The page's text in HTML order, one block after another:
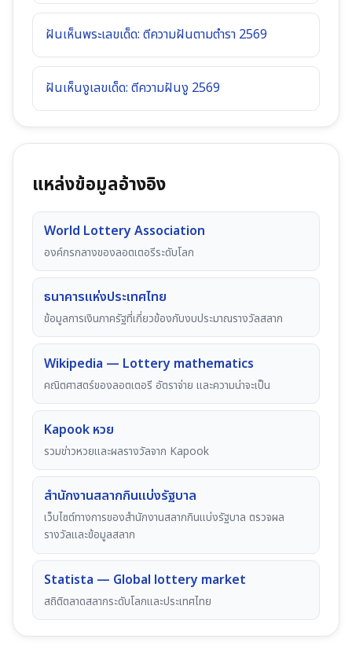
ฝันเห็นพระเลขเด็ด: ตีความฝันตามตำรา 2569
ฝันเห็นงูเลขเด็ด: ตีความฝันงู 2569
แหล่งข้อมูลอ้างอิง
World Lottery Association
องค์กรกลางของลอตเตอรีระดับโลก
ธนาคารแห่งประเทศไทย
ข้อมูลการเงินภาครัฐที่เกี่ยวข้องกับงบประมาณรางวัลสลาก
Wikipedia — Lottery mathematics
คณิตศาสตร์ของลอตเตอรี อัตราจ่าย และความน่าจะเป็น
Kapook หวย
รวมข่าวหวยและผลรางวัลจาก Kapook
สำนักงานสลากกินแบ่งรัฐบาล
เว็บไซต์ทางการของสำนักงานสลากกินแบ่งรัฐบาล ตรวจผล
รางวัลและข้อมูลสลาก
Statista — Global lottery market
สถิติตลาดสลากระดับโลกและประเทศไทย